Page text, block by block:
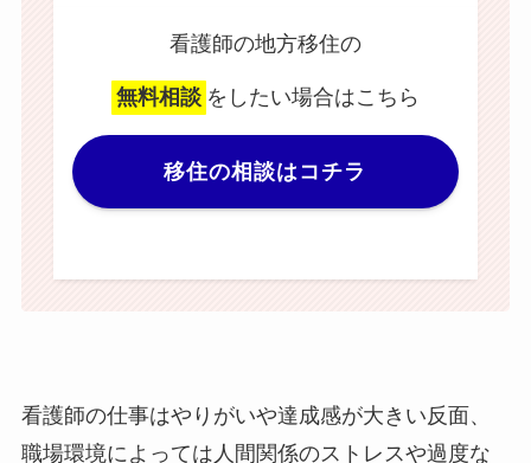
看護師の地方移住の
無料相談 をしたい場合はこちら
移住の相談はコチラ
看護師の仕事はやりがいや達成感が大きい反面、
職場環境によっては人間関係のストレスや過度な